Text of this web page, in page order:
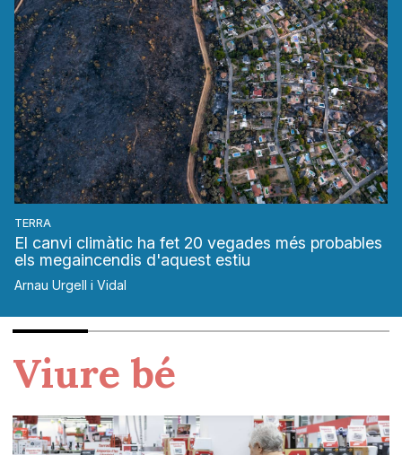
TERRA
El canvi climàtic ha fet 20 vegades més probables
els megaincendis d'aquest estiu
Arnau Urgell i Vidal
Viure bé